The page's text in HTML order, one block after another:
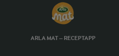
ARLA MAT – RECEPTAPP